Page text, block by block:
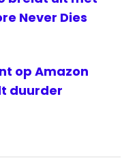
Never Dies
op Amazon
duurder